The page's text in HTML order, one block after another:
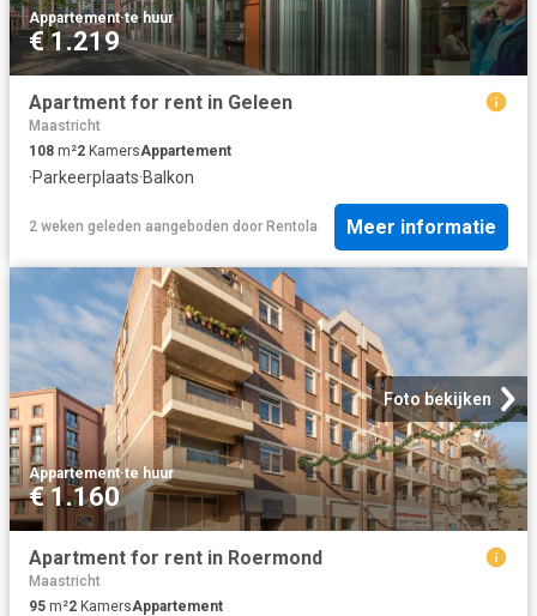
Appartement·te huur
€ 1.219
Apartment for rent in Geleen
Maastricht
108 m²2 KamersAppartement
·Parkeerplaats·Balkon
2 weken geleden aangeboden door Rentola Meer informatie
Foto bekijken
Appartement·te huur
€ 1.160
Apartment for rent in Roermond
Maastricht
95 m²2 KamersAppartement